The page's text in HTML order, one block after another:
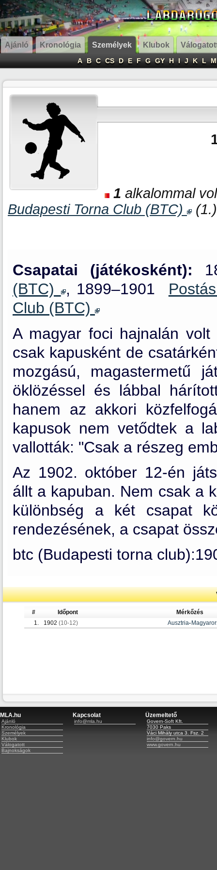
Ajánló Kronológia Személyek Klubok
A B C CS D E F G GY H I J K L M
1 alkalommal
Budapesti Torna Club (BTC)
(1.)
Csapatai (játékosként):
(BTC)
, 1899–1901
Club (BTC)
A magyar foci hajnalán
csak kapusként de
mozgású, magastermetű
öklözéssel és lábbal
hanem az akkori
kapusok nem vetődtek a
vallották: "Csak a részeg
Az 1902. október 12-én
állt a kapuban. Nem csak a
különbség a két csapat
rendezésének, a csapat
btc (Budapesti torna
# Időpont
Mérkőzés
1.
1902 (10-12) Ausztria-
MLA.hu
Ajánló
Kronológia
Személyek
Klubok
Válogatott
Bajnokságok
Kapcsolat
info@mla.hu
Üzemeltető
Govern-Soft Kft.
7030 Paks
Váci Mihály utca 3. Fsz. 2
info@govern.hu
www.govern.hu